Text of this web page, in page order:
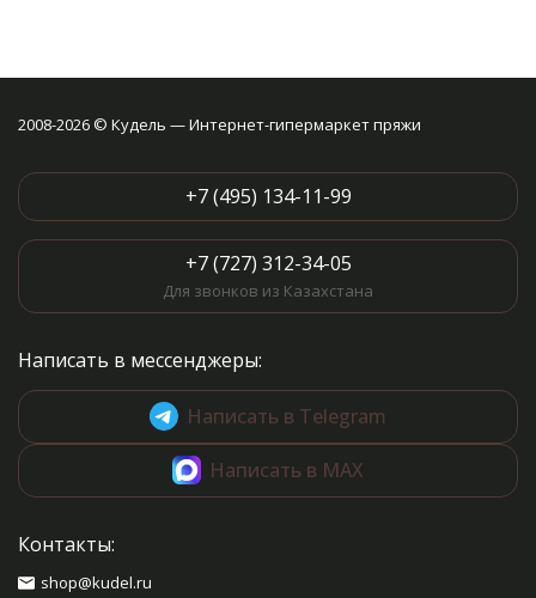
2008-2026 © Кудель — Интернет-гипермаркет пряжи
+7 (495) 134-11-99
+7 (727) 312-34-05
Для звонков из Казахстана
Написать в мессенджеры:
Написать в Telegram
Написать в MAX
Контакты:
shop@kudel.ru